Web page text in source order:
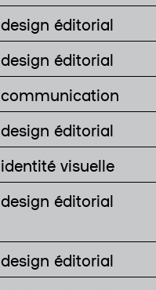
design éditorial
design éditorial
communication
design éditorial
identité visuelle
design éditorial
design éditorial